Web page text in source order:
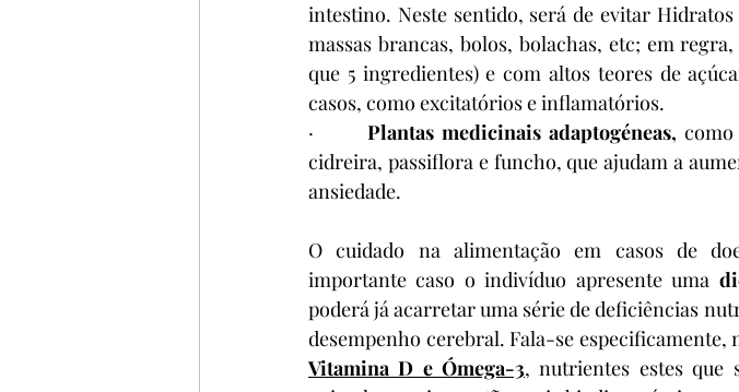
intestino. Neste sentido, será de evitar
massas brancas, bolos, bolachas, etc; em
que 5 ingredientes) e com altos teores de
casos, como excitatórios e inflamatórios.
· Plantas medicinais adaptogéneas, como
cidreira, passiflora e funcho, que ajudam a
ansiedade.
O cuidado na alimentação em casos de
importante caso o indivíduo apresente uma
poderá já acarretar uma série de deficiências
desempenho cerebral. Fala-se especificamente,
Vitamina D e Ómega-3, nutrientes estes que